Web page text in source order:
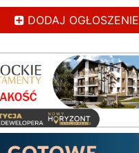
DODAJ OGŁOSZENIE